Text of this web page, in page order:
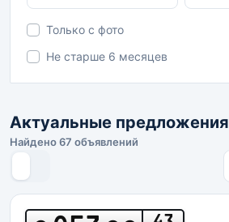
Только с фото
Не старше 6 месяцев
Актуальные предложения
Найдено 67 объявлений